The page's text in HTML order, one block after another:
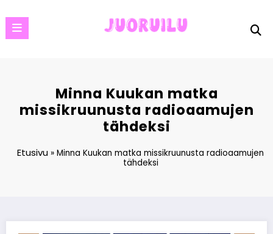
to
content
Minna Kuukan matka
missikruunusta radioaamujen
tähdeksi
Etusivu »Minna Kuukan matka missikruunusta radioaamujen
tähdeksi